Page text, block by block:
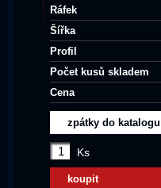
Ráfek
Šířka
Profil
Počet kusů skladem
Cena
zpátky do katalogu
Ks
koupit